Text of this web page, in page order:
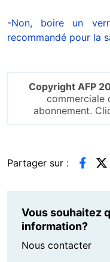
-Non, boire un
recommandé pour la
Copyright AFP
commerciale
abonnement.
Partager sur :
Vous souhaitez
information?
Nous contacter